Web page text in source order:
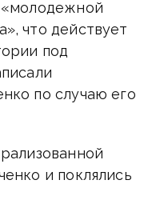
«молодежной
что действует
под
по случаю его
и поклялись